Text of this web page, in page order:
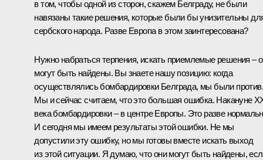
в том, чтобы одной из сторон, скажем Белграду, не были
навязаны такие решения, которые были бы унизительны
сербского народа. Разве Европа в этом заинтересована?
Нужно набраться терпения, искать приемлемые решения –
могут быть найдены. Вы знаете нашу позицию: когда
осуществлялись бомбардировки Белграда, мы были против.
Мы и сейчас считаем, что это большая ошибка. Накануне
века бомбардировки – в центре Европы. Это разве
И сегодня мы имеем результаты этой ошибки. Не мы
допустили эту ошибку, но мы готовы вместе искать выход
из этой ситуации. Я думаю, что они могут быть найдены,